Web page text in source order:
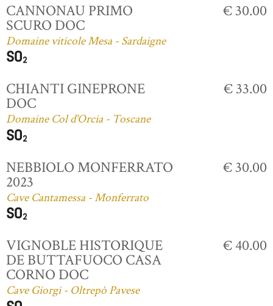
CANNONAU PRIMO
SCURO DOC
Domaine viticole Mesa - Sardaigne
€ 30.00
CHIANTI GINEPRONE
DOC
Domaine Col d'Orcia - Toscane
€ 33.00
NEBBIOLO MONFERRATO
2023
Cave Cantamessa - Monferrato
€ 30.00
VIGNOBLE HISTORIQUE
DE BUTTAFUOCO CASA
CORNO DOC
Cave Giorgi - Oltrepò Pavese
€ 40.00